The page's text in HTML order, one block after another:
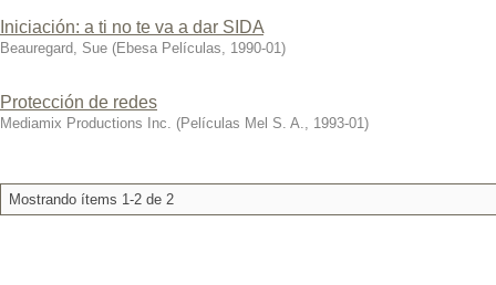
Iniciación: a ti no te va a dar SIDA
Beauregard, Sue (Ebesa Películas, 1990-01)
Protección de redes
Mediamix Productions Inc. (Películas Mel S. A., 1993-01)
Mostrando ítems 1-2 de 2